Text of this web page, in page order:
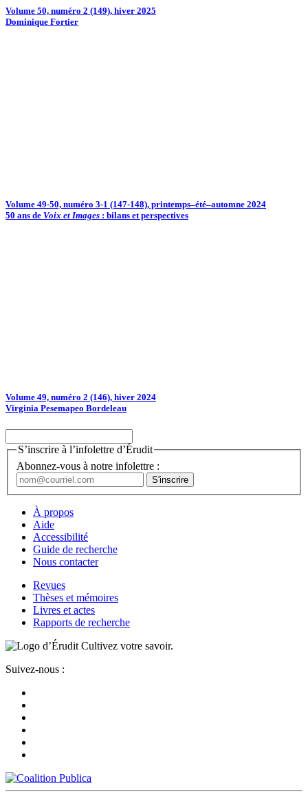
Volume 50, numéro 2 (149), hiver 2025
Dominique Fortier
Volume 49-50, numéro 3-1 (147-148), printemps–été–automne 2024
50 ans de Voix et Images : bilans et perspectives
Volume 49, numéro 2 (146), hiver 2024
Virginia Pesemapeo Bordeleau
S’inscrire à l’infolettre d’Érudit
Abonnez-vous à notre infolettre :
À propos
Aide
Accessibilité
Guide de recherche
Nous contacter
Revues
Thèses et mémoires
Livres et actes
Rapports de recherche
Cultivez votre savoir.
Suivez-nous :